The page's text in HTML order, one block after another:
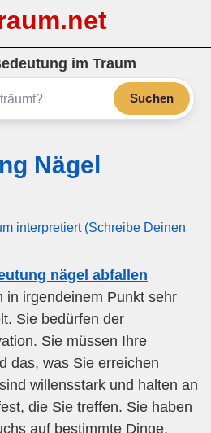
im Traum
Suchen
Nägel
interpretiert (Schreibe Deinen
nägel abfallen
in irgendeinem Punkt sehr
Sie bedürfen der
Sie müssen Ihre
das, was Sie erreichen
willensstark und halten an
die Sie treffen. Sie haben
auf bestimmte Dinge.